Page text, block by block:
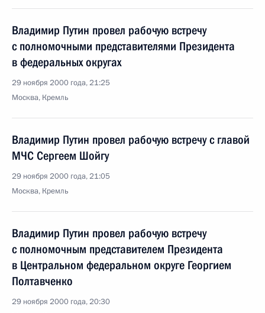
Владимир Путин провел рабочую встречу
с полномочными представителями Президента
в федеральных округах
29 ноября 2000 года, 21:25
Москва, Кремль
Владимир Путин провел рабочую встречу с главой
МЧС Сергеем Шойгу
29 ноября 2000 года, 21:05
Москва, Кремль
Владимир Путин провел рабочую встречу
с полномочным представителем Президента
в Центральном федеральном округе Георгием
Полтавченко
29 ноября 2000 года, 20:30